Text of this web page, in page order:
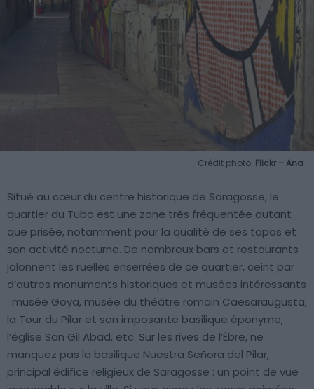
Crédit photo: Flickr – Ana
Situé au cœur du centre historique de Saragosse, le
quartier du Tubo est une zone très fréquentée autant
que prisée, notamment pour la qualité de ses tapas et
son activité nocturne. De nombreux bars et restaurants
jalonnent les ruelles enserrées de ce quartier, ceint par
d’autres monuments historiques et musées intéressants
: musée Goya, musée du théâtre romain Caesaraugusta,
la Tour du Pilar et son imposante basilique éponyme,
l’église San Gil Abad, etc. Sur les rives de l’Èbre, ne
manquez pas la basilique Nuestra Señora del Pilar,
principal édifice religieux de Saragosse : un point de vue